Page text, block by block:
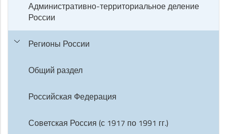
Административно-территориальное деление
России
Регионы России
Общий раздел
Российская Федерация
Советская Россия (с 1917 по 1991 гг.)